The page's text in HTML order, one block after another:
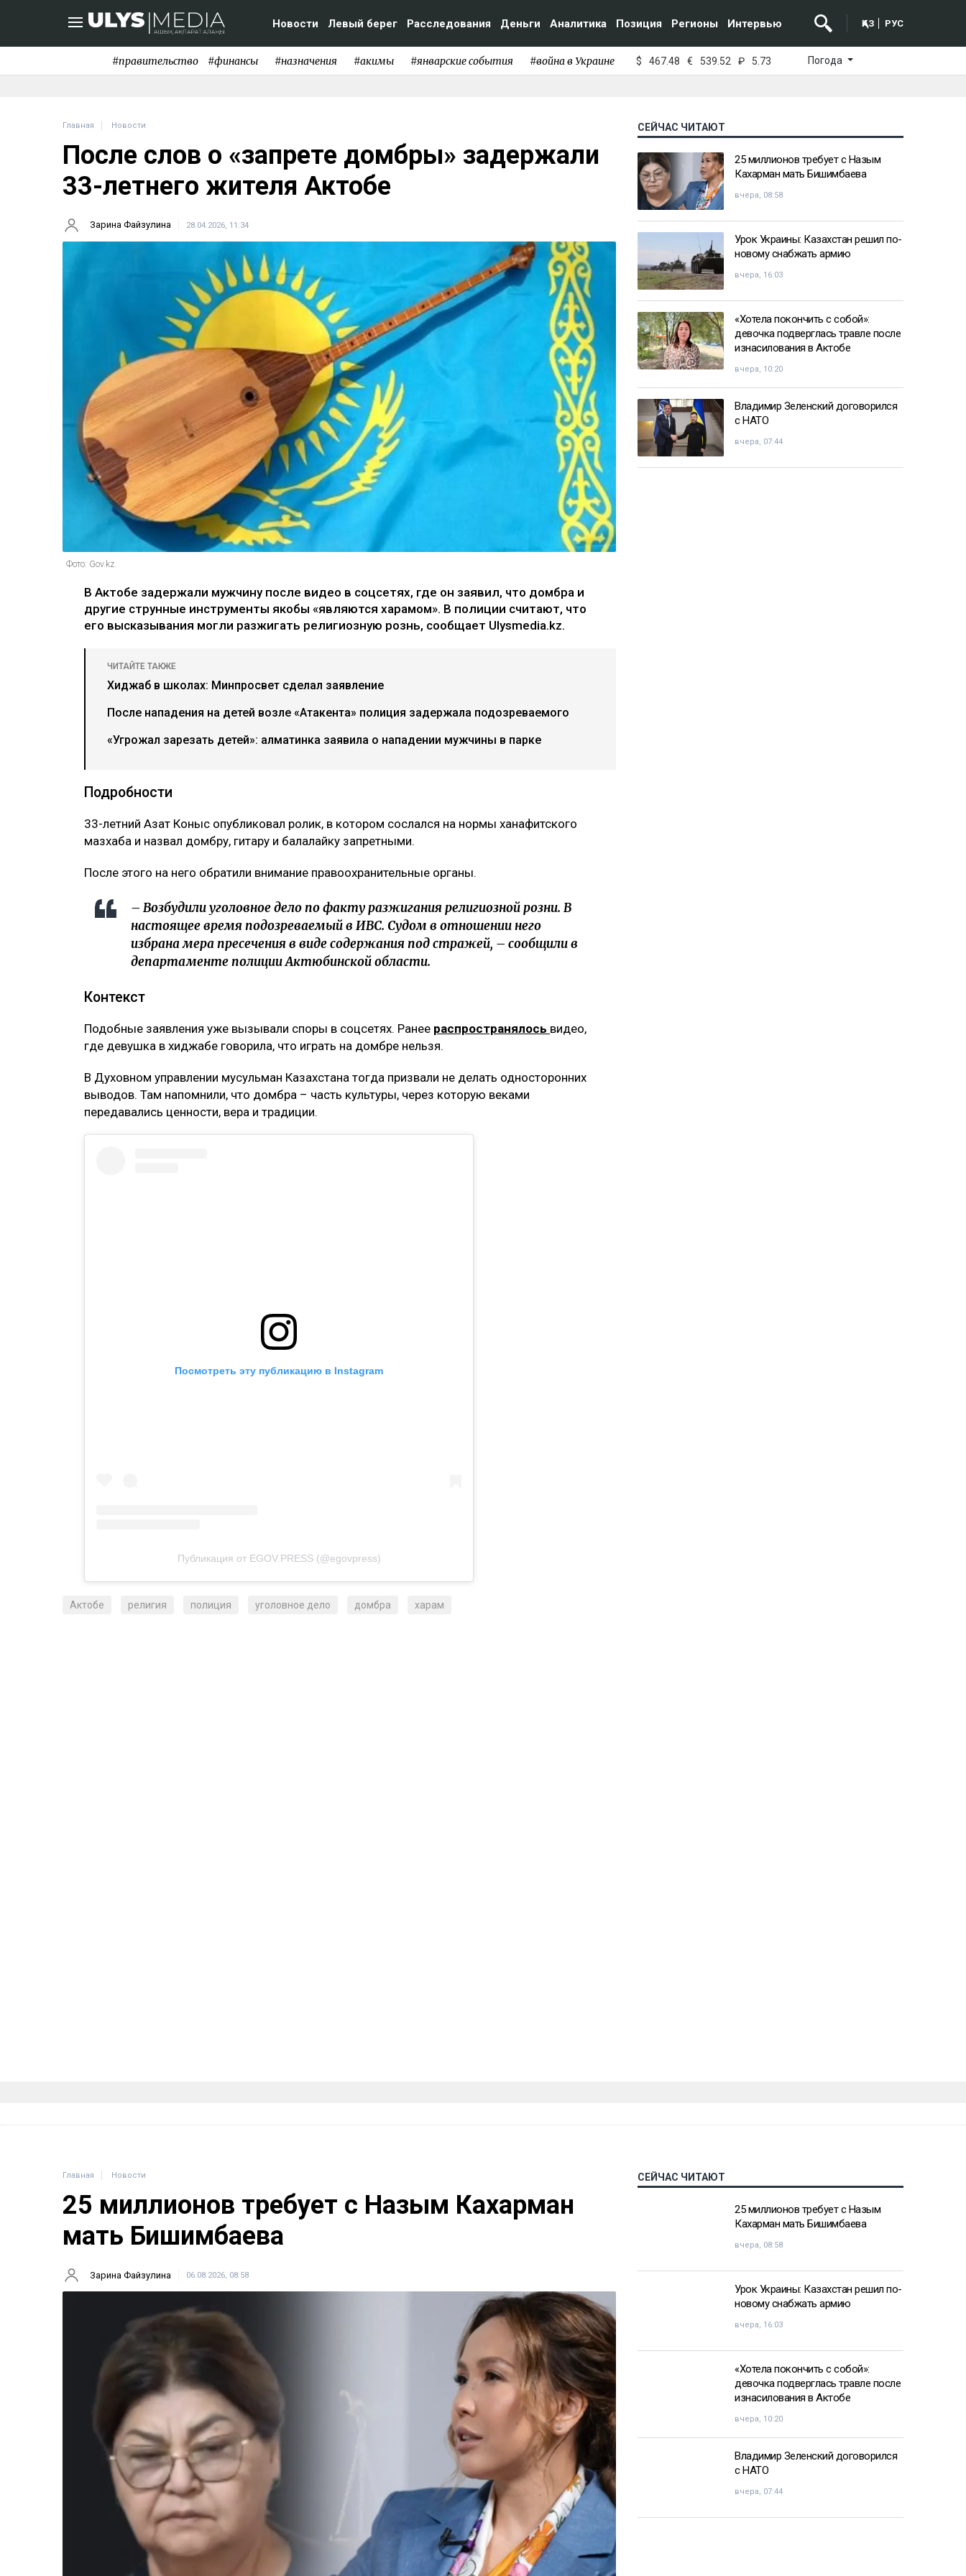
Новости Левый берег Расследования Деньги Аналитика Позиция Регионы Интервью ҚАЗ РУС
#правительство #финансы #назначения #акимы #январские события #война в Украине $ 467.48 € 539.52 ₽ 5.73 Погода
Главная Новости
После слов о «запрете домбры» задержали
33-летнего жителя Актобе
Зарина Файзулина 28.04.2026, 11:34
Фото: Gov.kz.
В Актобе задержали мужчину после видео в соцсетях, где он заявил, что домбра и
другие струнные инструменты якобы «являются харамом». В полиции считают, что
его высказывания могли разжигать религиозную рознь, сообщает Ulysmedia.kz.
ЧИТАЙТЕ ТАКЖЕ
Хиджаб в школах: Минпросвет сделал заявление
После нападения на детей возле «Атакента» полиция задержала подозреваемого
«Угрожал зарезать детей»: алматинка заявила о нападении мужчины в парке
Подробности
33-летний Азат Коныс опубликовал ролик, в котором сослался на нормы ханафитского
мазхаба и назвал домбру, гитару и балалайку запретными.
После этого на него обратили внимание правоохранительные органы.
– Возбудили уголовное дело по факту разжигания религиозной розни. В
настоящее время подозреваемый в ИВС. Судом в отношении него
избрана мера пресечения в виде содержания под стражей, – сообщили в
департаменте полиции Актюбинской области.
Контекст
Подобные заявления уже вызывали споры в соцсетях. Ранее распространялось видео,
где девушка в хиджабе говорила, что играть на домбре нельзя.
В Духовном управлении мусульман Казахстана тогда призвали не делать односторонних
выводов. Там напомнили, что домбра – часть культуры, через которую веками
передавались ценности, вера и традиции.
Посмотреть эту публикацию в Instagram
Публикация от EGOV.PRESS (@egovpress)
Актобе религия полиция уголовное дело домбра харам
СЕЙЧАС ЧИТАЮТ
25 миллионов требует с Назым
Кахарман мать Бишимбаева
вчера, 08:58
Урок Украины: Казахстан решил по-
новому снабжать армию
вчера, 16:03
«Хотела покончить с собой»:
девочка подверглась травле после
изнасилования в Актобе
вчера, 10:20
Владимир Зеленский договорился
с НАТО
вчера, 07:44
Главная Новости
25 миллионов требует с Назым Кахарман
мать Бишимбаева
Зарина Файзулина 06.08.2026, 08:58
СЕЙЧАС ЧИТАЮТ
25 миллионов требует с Назым
Кахарман мать Бишимбаева
вчера, 08:58
Урок Украины: Казахстан решил по-
новому снабжать армию
вчера, 16:03
«Хотела покончить с собой»:
девочка подверглась травле после
изнасилования в Актобе
вчера, 10:20
Владимир Зеленский договорился
с НАТО
вчера, 07:44